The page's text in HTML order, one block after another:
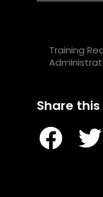
Training
Share